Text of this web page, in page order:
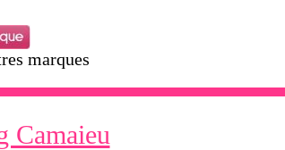
marques
Camaieu